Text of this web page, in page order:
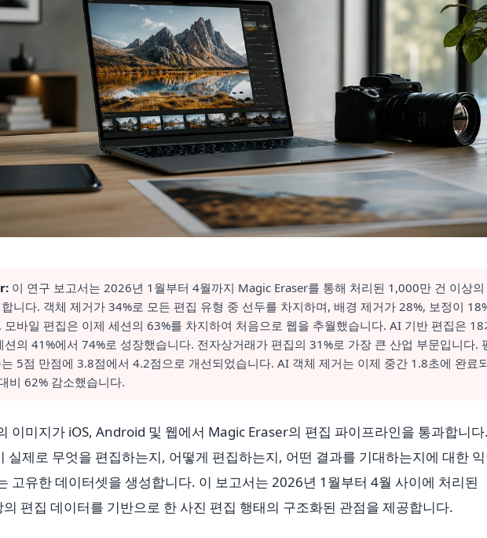
이 연구 보고서는 2026년 1월부터 4월까지 Magic Eraser를 통해 처리된 1,000만 건 이상
니다. 객체 제거가 34%로 모든 편집 유형 중 선두를 차지하며, 배경 제거가 28%, 보정이
모바일 편집은 이제 세션의 63%를 차지하여 처음으로 웹을 추월했습니다. AI 기반 편집은 18
션의 41%에서 74%로 성장했습니다. 전자상거래가 편집의 31%로 가장 큰 산업 부문입니다.
5점 만점에 3.8점에서 4.2점으로 개선되었습니다. AI 객체 제거는 이제 중간 1.8초에 완료
비 62% 감소했습니다.
이미지가 iOS, Android 및 웹에서 Magic Eraser의 편집 파이프라인을 통과합니
실제로 무엇을 편집하는지, 어떻게 편집하는지, 어떤 결과를 기대하는지에 대한
고유한 데이터셋을 생성합니다. 이 보고서는 2026년 1월부터 4월 사이에 처리된
편집 데이터를 기반으로 한 사진 편집 행태의 구조화된 관점을 제공합니다.